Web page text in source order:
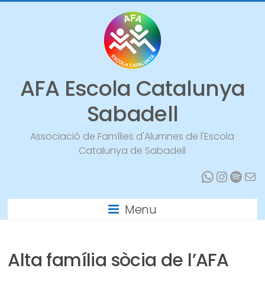
AFA Escola Catalunya
Sabadell
Associació de Famílies d'Alumnes de l'Escola
Catalunya de Sabadell
Menu
Alta família sòcia de l’AFA